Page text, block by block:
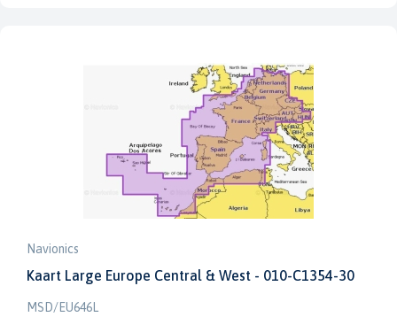
Navionics
Kaart Large Europe Central & West - 010-C1354-30
MSD/EU646L